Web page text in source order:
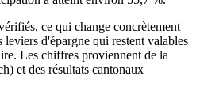
ce qui change concrètement
leviers d'épargne qui restent valables
Les chiffres proviennent de la
et des résultats cantonaux